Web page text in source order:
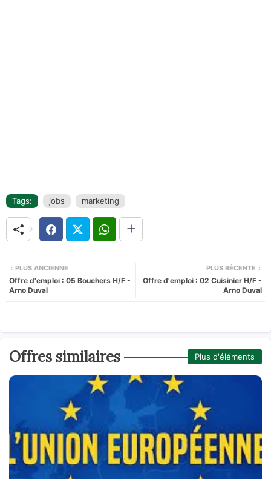
Tags: jobs marketing
PLUS RÉCENTE
Offre d'emploi : 02 Cuisinier H/F -
Arno Duval
PLUS ANCIENNE
Offre d'emploi : 05 Bouchers H/F -
Arno Duval
Offres similaires Plus d'éléments